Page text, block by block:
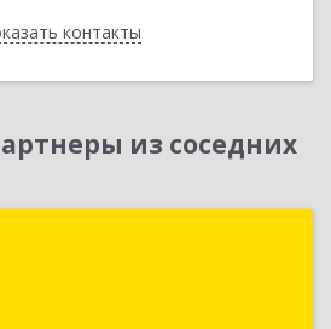
контакты
Назад
из соседних
край, Краснодар г,